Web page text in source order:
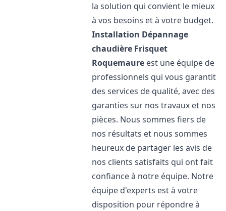
la solution qui convient le mieux
à vos besoins et à votre budget.
Installation Dépannage
chaudière Frisquet
Roquemaure est une équipe de
professionnels qui vous garantit
des services de qualité, avec des
garanties sur nos travaux et nos
pièces. Nous sommes fiers de
nos résultats et nous sommes
heureux de partager les avis de
nos clients satisfaits qui ont fait
confiance à notre équipe. Notre
équipe d'experts est à votre
disposition pour répondre à